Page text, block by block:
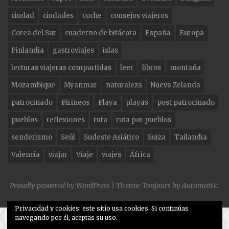
b
o
o
k
ra
m
r
ciudad
ciudades coche
consejos viajeros
Corea del Sur
cuaderno de bitácora España
Europa
Finlandia
gastroviajes
islas
lecturas viajeras compartidas
leer libros
montaña
Mozambique
Myanmar naturaleza
Nueva Zelanda
patrocinado
Pirineos Playa playas
post patrocinado
pueblos
reflexiones ruta
ruta por pueblos
senderismo
Seúl Sudeste Asiático Suiza
Tailandia
Valencia
viajar Viaje viajes África
Proudly powered by WordPress Theme: Toujours by Automattic.
Privacidad y cookies: este sitio usa cookies. Si continúas
navegando por él, aceptas su uso.